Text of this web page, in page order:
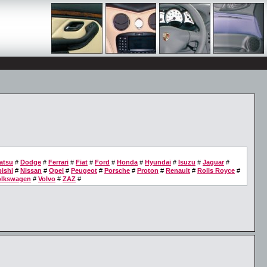
# Dodge # Ferrari # Fiat # Ford # Honda # Hyundai # Isuzu # Jaguar#
# Nissan # Opel # Peugeot # Porsche # Proton # Renault # Rolls Royce #
# Volvo # ZAZ #